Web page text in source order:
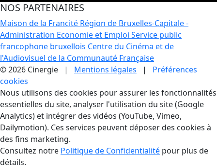
NOS PARTENAIRES
Maison de la Francité Région de Bruxelles-Capitale -
Administration Economie et Emploi Service public
francophone bruxellois Centre du Cinéma et de
l'Audiovisuel de la Communauté Française
© 2026 Cinergie | Mentions légales | Préférences
cookies
Gestion des Cookies
Nous utilisons des cookies pour assurer les fonctionnalités
essentielles du site, analyser l'utilisation du site (Google
Analytics) et intégrer des vidéos (YouTube, Vimeo,
Dailymotion). Ces services peuvent déposer des cookies à
des fins marketing.
Consultez notre Politique de Confidentialité pour plus de
détails.